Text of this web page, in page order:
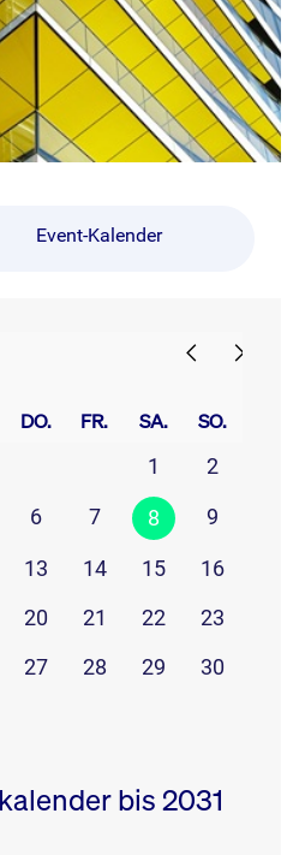
Event-Kalender
DO. FR. SA. SO.
1
2
6 7 8 9
13 14 15
16
20 21 22
23
27 28 29
30
bis 2031